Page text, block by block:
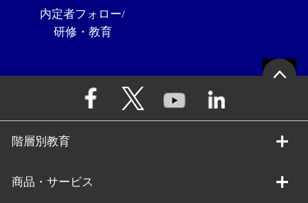
内定者フォロー/
研修・教育
階層別教育
商品・サービス